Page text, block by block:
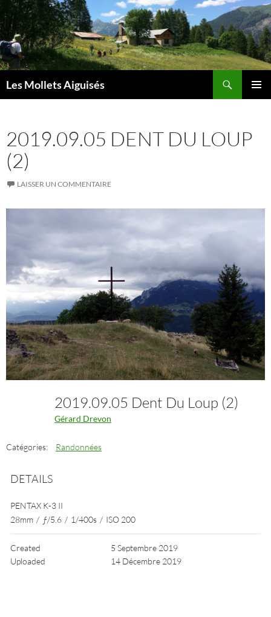
Aller
au
contenu
Les Mollets Aiguisés
2019.09.05 DENT DU LOUP
(2)
LAISSER UN COMMENTAIRE
2019.09.05 Dent Du Loup (2)
Gérard Drevon
Catégories: Randonnées
DETAILS
PENTAX K-3 II
28mm / ƒ/5.6 / 1/400s / ISO 200
Created
5 Septembre 2019
Uploaded
14 Décembre 2019